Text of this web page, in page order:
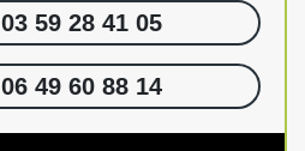
03 59 28 41 05
06 49 60 88 14